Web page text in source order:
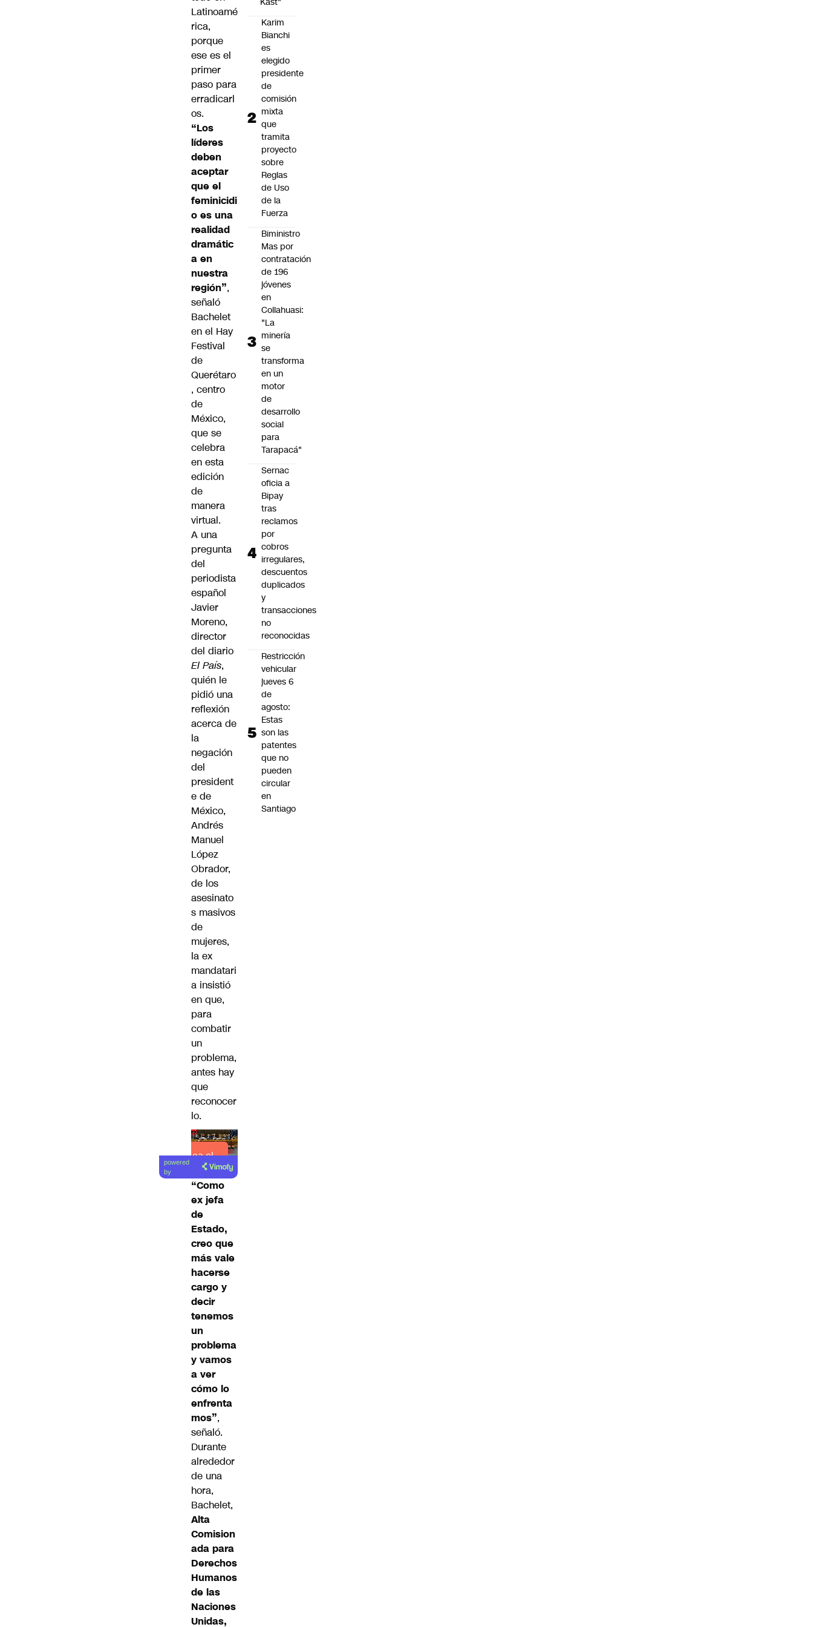
Latinoamé
rica,
porque
ese es el
primer
paso para
erradicarl
os.
“Los
líderes
deben
aceptar
que el
feminicidi
o es una
realidad
dramátic
a en
nuestra
región”,
señaló
Bachelet
en el Hay
Festival
de
Querétaro
, centro
de
México,
que se
celebra
en esta
edición
de
manera
virtual.
A una
pregunta
del
periodista
español
Javier
Moreno,
director
del diario
El País,
quién le
pidió una
reflexión
acerca de
la
negación
del
president
e de
México,
Andrés
Manuel
López
Obrador,
de los
asesinato
s masivos
de
mujeres,
la ex
mandatari
a insistió
en que,
para
combatir
un
problema,
antes hay
que
reconocer
lo.
Lea el
artículo
powered
by
“Como
ex jefa
de
Estado,
creo que
más vale
hacerse
cargo y
decir
tenemos
un
problema
y vamos
a ver
cómo lo
enfrenta
mos”,
señaló.
Durante
alrededor
de una
hora,
Bachelet,
Alta
Comision
ada para
Derechos
Humanos
de las
Naciones
Unidas,
Karim
Bianchi
es
elegido
presidente
de
comisión
mixta
que
tramita
proyecto
sobre
Reglas
de Uso
de la
Fuerza
Biministro
Mas por
contratación
de 196
jóvenes
en
Collahuasi:
"La
minería
se
transforma
en un
motor
de
desarrollo
social
para
Tarapacá"
Sernac
oficia a
Bipay
tras
reclamos
por
cobros
irregulares,
descuentos
duplicados
y
transacciones
no
reconocidas
Restricción
vehicular
jueves 6
de
agosto:
Estas
son las
patentes
que no
pueden
circular
en
Santiago